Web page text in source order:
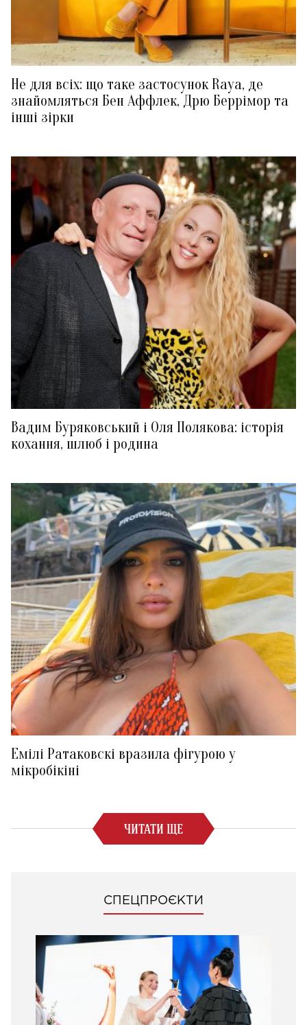
Не для всіх: що таке застосунок Raya, де
знайомляться Бен Аффлек, Дрю Беррімор та
інші зірки
Вадим Буряковський і Оля Полякова: історія
кохання, шлюб і родина
Емілі Ратаковскі вразила фігурою у
мікробікіні
ЧИТАТИ ЩЕ
СПЕЦПРОЄКТИ